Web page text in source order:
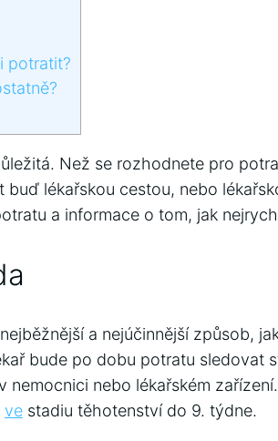
potratit?
Než se rozhodnete pro
buď lékařskou cestou, nebo
a informace o tom, jak
a nejúčinnější způsob,
bude po dobu potratu sledovat
nebo lékařském
ve stadiu těhotenství do 9. týdne.